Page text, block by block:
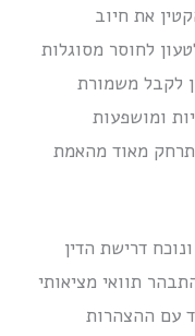
את חיוב
לחוסר מסוגלות
לקבל משמורת
ומושפעות
מאוד מהאמת
דרישת הדין
תוואי מציאותי
עם ההצהרות